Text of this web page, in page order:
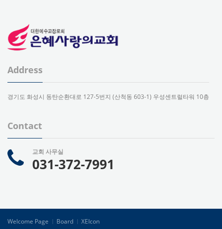
Address
경기도 화성시 동탄순환대로 127-5번지 (산척동 603-1) 우성센트럴타워 10층
Contact
교회 사무실
031-372-7991
Welcome Page Board XEIcon